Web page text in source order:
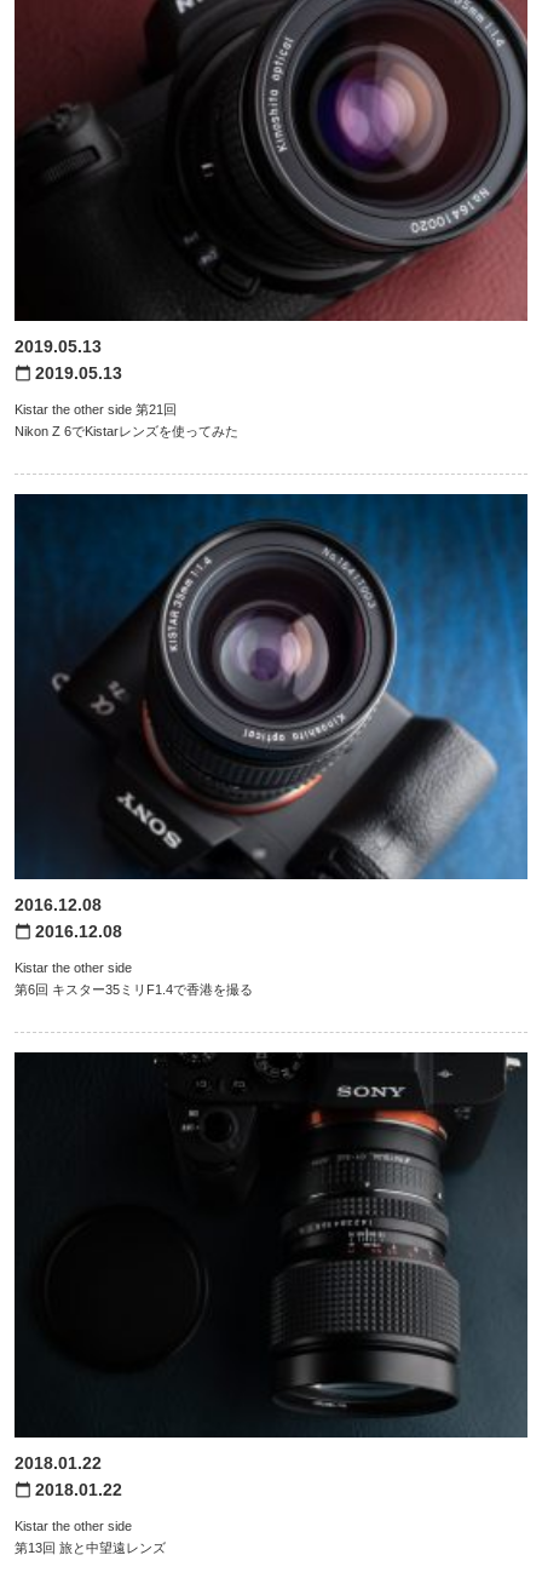
2019.05.13
Kistar the other side 第21回
Nikon Z 6でKistarレンズを使ってみた
calendar_today 2019.05.13
2016.12.08
Kistar the other side
第6回 キスター35ミリF1.4で香港を撮る
calendar_today 2016.12.08
2018.01.22
Kistar the other side
第13回 旅と中望遠レンズ
calendar_today 2018.01.22